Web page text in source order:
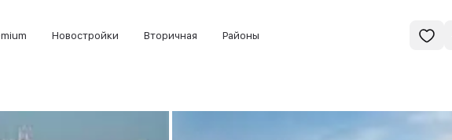
Новостройки Вторичная Районы